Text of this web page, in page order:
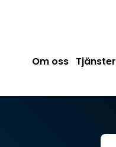
Om oss Tjänster